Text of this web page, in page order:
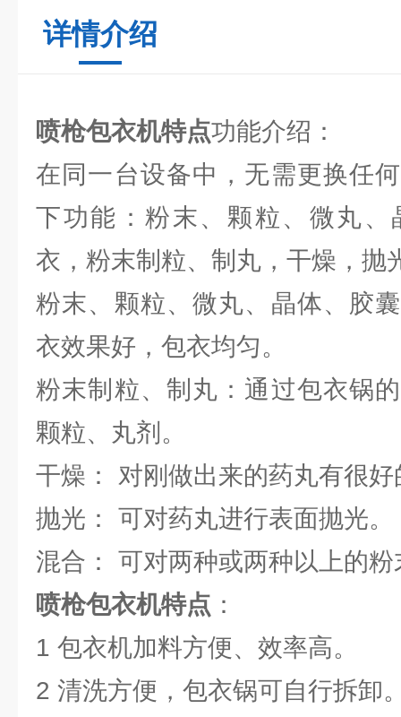
详情介绍
喷枪包衣机特点功能介绍：
在同一台设备中，无需更换任
下功能：粉末、颗粒、微丸、
衣，粉末制粒、制丸，干燥，抛
粉末、颗粒、微丸、晶体、胶
衣效果好，包衣均匀。
粉末制粒、制丸：通过包衣锅
颗粒、丸剂。
干燥： 对刚做出来的药丸有很
抛光： 可对药丸进行表面抛光。
混合： 可对两种或两种以上的
喷枪包衣机特点 ：
1 包衣机加料方便、效率高。
2 清洗方便，包衣锅可自行拆卸